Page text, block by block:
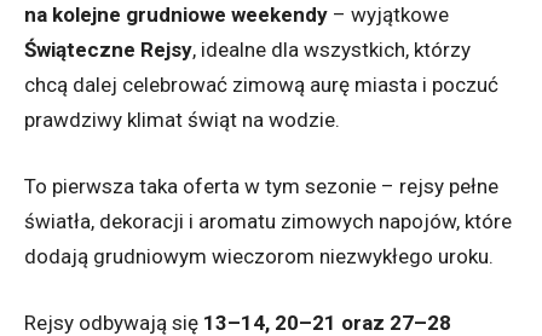
na kolejne grudniowe weekendy – wyjątkowe
Świąteczne Rejsy, idealne dla wszystkich, którzy
chcą dalej celebrować zimową aurę miasta i poczuć
prawdziwy klimat świąt na wodzie.
To pierwsza taka oferta w tym sezonie – rejsy pełne
światła, dekoracji i aromatu zimowych napojów, które
dodają grudniowym wieczorom niezwykłego uroku.
Rejsy odbywają się 13–14, 20–21 oraz 27–28